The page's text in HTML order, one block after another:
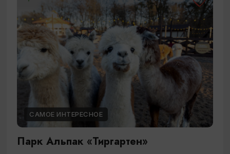
САМОЕ ИНТЕРЕСНОЕ
Парк Альпак «Тиргартен»